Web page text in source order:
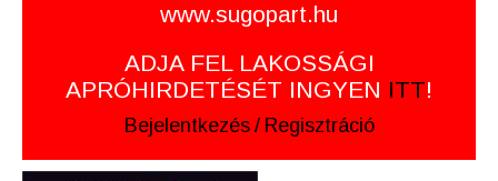
www.sugopart.hu
ADJA FEL LAKOSSÁGI
APRÓHIRDETÉSÉT INGYEN ITT!
Bejelentkezés / Regisztráció